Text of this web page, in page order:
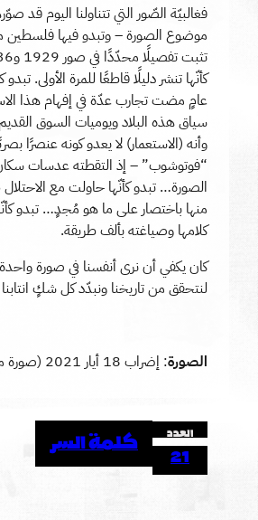
فغالبيّة الصّور التي تتناولنا اليوم قد
موضوع الصورة – وتبدو فيها فلسطين
كأنّها تنشر دليلًا قاطعًا للمرة الأولى.
عامٍ مضت تجارب عدّة في إفهام هذا
سياق هذه البلاد ويوميات السوق
وأنه (الاستعمار) لا يعدو كونه عنصرًا
“فوتوشوب” – إذ التقطته عدسات
الصورة… تبدو كأنّها حاولت مع
منها باختصار على ما هو مُجدٍ… تبدو
كلامها وصياغته بألف طريقة.
كان يكفي أن نرى أنفسنا في صورة
لنتحقق من تاريخنا ونبدّد كل شكٍ
الصورة: إضراب 18 أيار 2021 (صورة من تويتر)
العدد
21
كلمة السر